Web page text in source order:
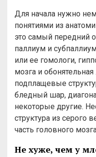
Для начала нужно
понятиями из
это самый передний
паллиум и
или ее гомологи,
мозга и
подплащевые
бледный шар,
некоторые другие.
структура из серого
часть головного
Не хуже, чем у